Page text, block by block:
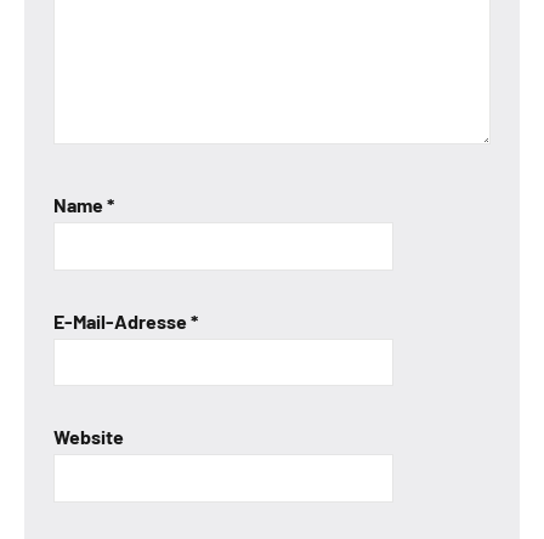
Name*
E-Mail-Adresse*
Website